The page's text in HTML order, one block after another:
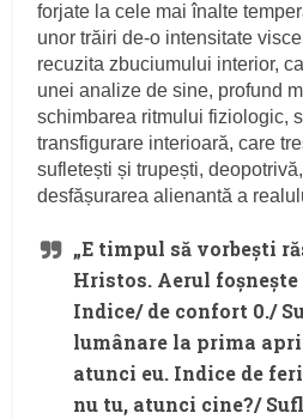
forjate la cele mai înalte
unor trăiri de-o intensitate
recuzita zbuciumului interior,
unei analize de sine, profund
schimbarea ritmului fiziologic,
transfigurare interioară, care
sufletești și trupești,
desfășurarea alienantă a
„E timpul să vorbești
Hristos. Aerul
Indice/ de confort 0./
lumânare la prima
atunci eu. Indice de
nu tu, atunci cine?/